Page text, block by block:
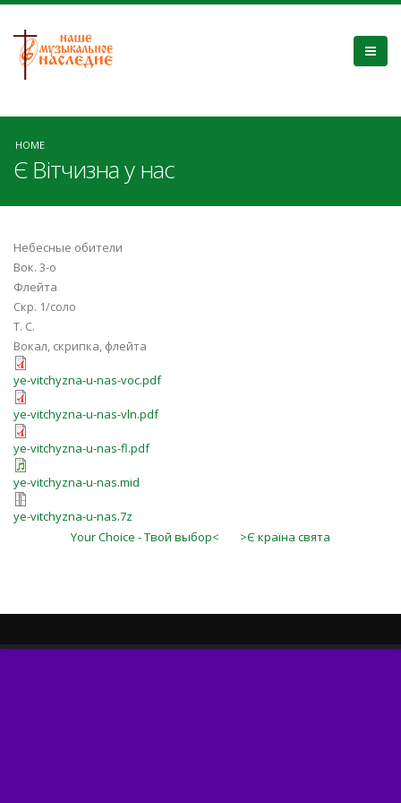
HOME
Є Вітчизна у нас
Небесные обители
Вок. 3-о
Флейта
Скр. 1/соло
Т. С.
Вокал, скрипка, флейта
ye-vitchyzna-u-nas-voc.pdf
ye-vitchyzna-u-nas-vln.pdf
ye-vitchyzna-u-nas-fl.pdf
ye-vitchyzna-u-nas.mid
ye-vitchyzna-u-nas.7z
Your Choice - Твой выбор<
>Є країна свята